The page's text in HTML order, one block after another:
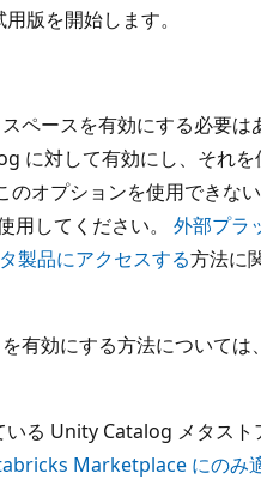
版を開始します。
ペースを有効にする必要
に対して有効にし、それ
のオプションを使用できな
してください。 外部プラ
製品にアクセスする方法に
有効にする方法について
いる Unity Catalog メタスト
Marketplace にのみ